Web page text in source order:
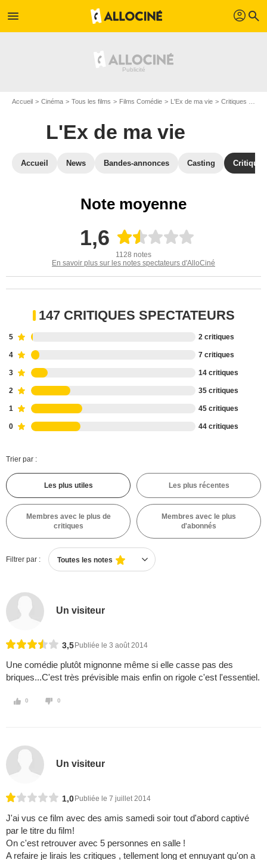
menu profil search
Accueil Cinéma Tous les films Films Comédie L'Ex de ma vie Critiques L'Ex de ma vie
L'Ex de ma vie
Accueil News Bandes-annonces Casting
Note moyenne
1,6
1128 notes
En savoir plus sur les notes spectateurs d'AlloCiné
147 CRITIQUES SPECTATEURS
5 2 critiques
4 7 critiques
3 14 critiques
2 35 critiques
1 45 critiques
0 44 critiques
Trier par :
Les plus utiles Les plus récentes
Membres avec le plus de
critiques
Membres avec le plus
d'abonnés
Filtrer par : Toutes les notes
Un visiteur
3,5 Publiée le 3 août 2014
Une comédie plutôt mignonne même si elle casse pas des
briques...C'est très prévisible mais enfin on rigole c'est l'essentiel.
0 0
Un visiteur
1,0 Publiée le 7 juillet 2014
J'ai vus ce film avec des amis samedi soir tout d'abord captivé
par le titre du film!
On c'est retrouver avec 5 personnes en salle !
A refaire je lirais les critiques , tellement long et ennuyant qu'on a